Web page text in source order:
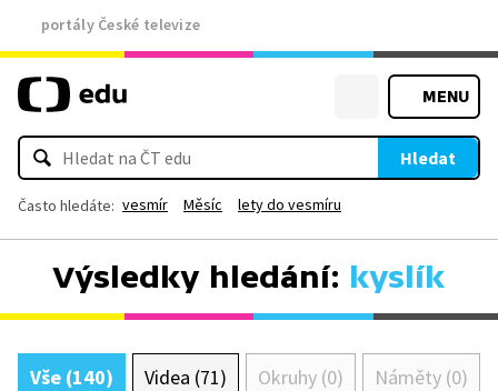
portály České televize
MENU
Hledat
Často hledáte: vesmír Měsíc lety do vesmíru
Výsledky hledání: kyslík
Vše (140) Videa (71) Okruhy (0) Náměty (0)